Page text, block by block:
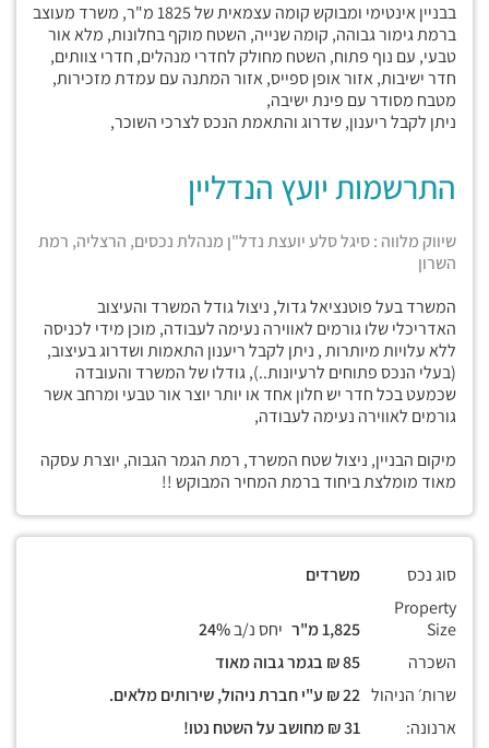
בבניין אינטימי ומבוקש קומה עצמאית של 1825 מ"ר, משרד מעוצב
ברמת גימור גבוהה, קומה שנייה, השטח מוקף בחלונות, מלא אור
טבעי, עם נוף פתוח, השטח מחולק לחדרי מנהלים, חדרי צוותים,
חדר ישיבות, אזור אופן ספייס, אזור המתנה עם עמדת מזכירות,
מטבח מסודר עם פינת ישיבה,
ניתן לקבל ריענון, שדרוג והתאמת הנכס לצרכי השוכר,
התרשמות יועץ הנדליין
שיווק מלווה : סיגל סלע יועצת נדל"ן מנהלת נכסים, הרצליה, רמת
השרון
המשרד בעל פוטנציאל גדול, ניצול גודל המשרד והעיצוב
האדריכלי שלו גורמים לאווירה נעימה לעבודה, מוכן מידי לכניסה
ללא עלויות מיותרות , ניתן לקבל ריענון התאמות ושדרוג בעיצוב,
(בעלי הנכס פתוחים לרעיונות..), גודלו של המשרד והעובדה
שכמעט בכל חדר יש חלון אחד או יותר יוצר אור טבעי ומרחב אשר
גורמים לאווירה נעימה לעבודה,
מיקום הבניין, ניצול שטח המשרד, רמת הגמר הגבוה, יוצרת עסקה
מאוד מומלצת ביחוד ברמת המחיר המבוקש !!
סוג נכס
משרדים
Property
Size
יחס נ/ב
השכרה
שרות׳ הניהול
ארנונה: